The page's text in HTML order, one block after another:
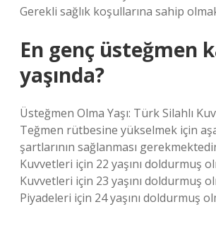
Gerekli sağlık koşullarına sahip
En genç üsteğmen
yaşında?
Üsteğmen Olma Yaşı: Türk Silahlı
Teğmen rütbesine yükselmek için
şartlarının sağlanması
Kuvvetleri için 22 yaşını doldurmuş
Kuvvetleri için 23 yaşını doldurmuş
Piyadeleri için 24 yaşını doldurmuş